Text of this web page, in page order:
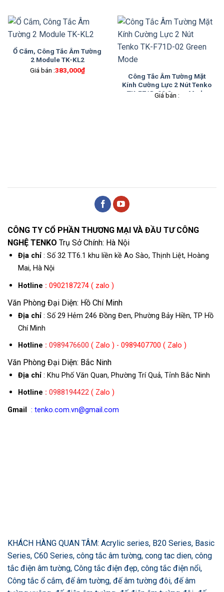
Ổ Cắm, Công Tắc Âm Tường
2 Module TK-KL2
Giá bán :383,000₫
Công Tắc Âm Tường Mặt
Kính Cường Lực 2 Nút Tenko
TK-F71D-02 Green Mode
Giá bán :
CÔNG TY CỔ PHẦN THƯƠNG MẠI VÀ ĐẦU TƯ CÔNG
NGHỆ TENKO Trụ Sở Chính: Hà Nội
Địa chỉ: Số 32 TT6.1 khu liền kề Ao Sào, Thịnh Liệt, Hoàng
Mai, Hà Nội
Hotline : 0902187274 ( zalo )
Văn Phòng Đại Diện: Hồ Chí Minh
Địa chỉ: Số 29 Hẻm 246 Đồng Đen, Phường Bảy Hiền, TP Hồ
Chí Minh
Hotline : 0989476600 ( Zalo ) - 0989407700 ( Zalo )
Văn Phòng Đại Diện: Bắc Ninh
Địa chỉ: Khu Phố Văn Quan, Phường Trí Quả, Tỉnh Bắc Ninh
Hotline : 0988194422( Zalo )
Gmail : tenko.com.vn@gmail.com
KHÁCH HÀNG QUAN TÂM: Acrylic series, B20 Series, Basic
Series, C60 Series, công tắc âm tường, cong tac dien, công
tắc điện âm tường, Công tắc điện đẹp, công tắc điện nổi,
Công tắc ổ cắm, đế âm tường, đế âm tường đôi, đế âm